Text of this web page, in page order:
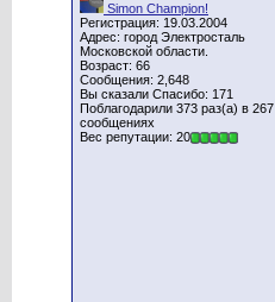
Simon Champion!
Регистрация: 19.03.2004
Адрес: город Электросталь
Московской области.
Возраст: 66
Сообщения: 2,648
Вы сказали Спасибо: 171
Поблагодарили 373 раз(а) в 267
сообщениях
Вес репутации: 20